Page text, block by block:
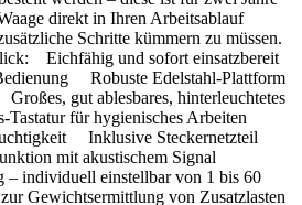
direkt in Ihren Arbeitsablauf
Schritte kümmern zu müssen.
Eichfähig und sofort einsatzbereit
Robuste Edelstahl-Plattform
gut ablesbares, hinterleuchtetes
für hygienisches Arbeiten
Inklusive Steckernetzteil
mit akustischem Signal
– individuell einstellbar von 1 bis 60
Gewichtsermittlung von Zusatzlasten